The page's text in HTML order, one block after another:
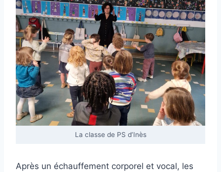
La classe de PS d’Inès
Après un échauffement corporel et vocal, les